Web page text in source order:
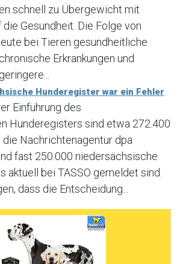
schnell zu Übergewicht mit
Gesundheit. Die Folge von
bei Tieren gesundheitliche
Erkrankungen und
Hunderegister war ein Fehler
Einführung des
Hunderegisters sind etwa 272.400
Nachrichtenagentur dpa
fast 250.000 niedersächsische
aktuell bei TASSO gemeldet sind.
dass die Entscheidung...